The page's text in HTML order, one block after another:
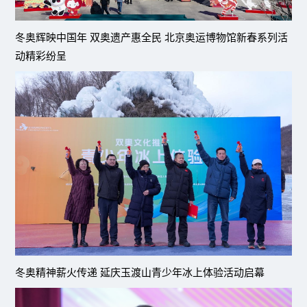
冬奥辉映中国年 双奥遗产惠全民 北京奥运博物馆新春系列活
动精彩纷呈
冬奥精神薪火传递 延庆玉渡山青少年冰上体验活动启幕